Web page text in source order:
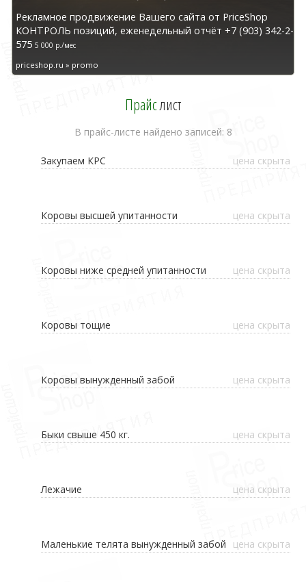
Рекламное продвижение Вашего сайта от PriceShop
КОНТРОЛЬ позиций, еженедельный отчёт +7 (903) 342-2-
575 5 000 р./мес
priceshop.ru » promo
Прайслист
В прайс-листе найдено записей: 8
Закупаем КРС цена скрыта
Коровы высшей упитанности цена скрыта
Коровы ниже средней упитанности цена скрыта
Коровы тощие цена скрыта
Коровы вынужденный забой цена скрыта
Быки свыше 450 кг. цена скрыта
Лежачие цена скрыта
Маленькие телята вынужденный забой цена скрыта